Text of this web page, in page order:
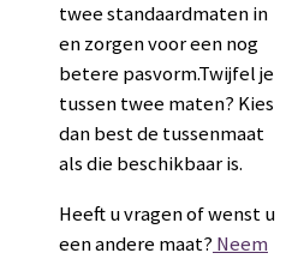
twee standaardmaten in
en zorgen voor een nog
betere pasvorm.Twijfel je
tussen twee maten? Kies
dan best de tussenmaat
als die beschikbaar is.
Heeft u vragen of wenst u
een andere maat? Neem